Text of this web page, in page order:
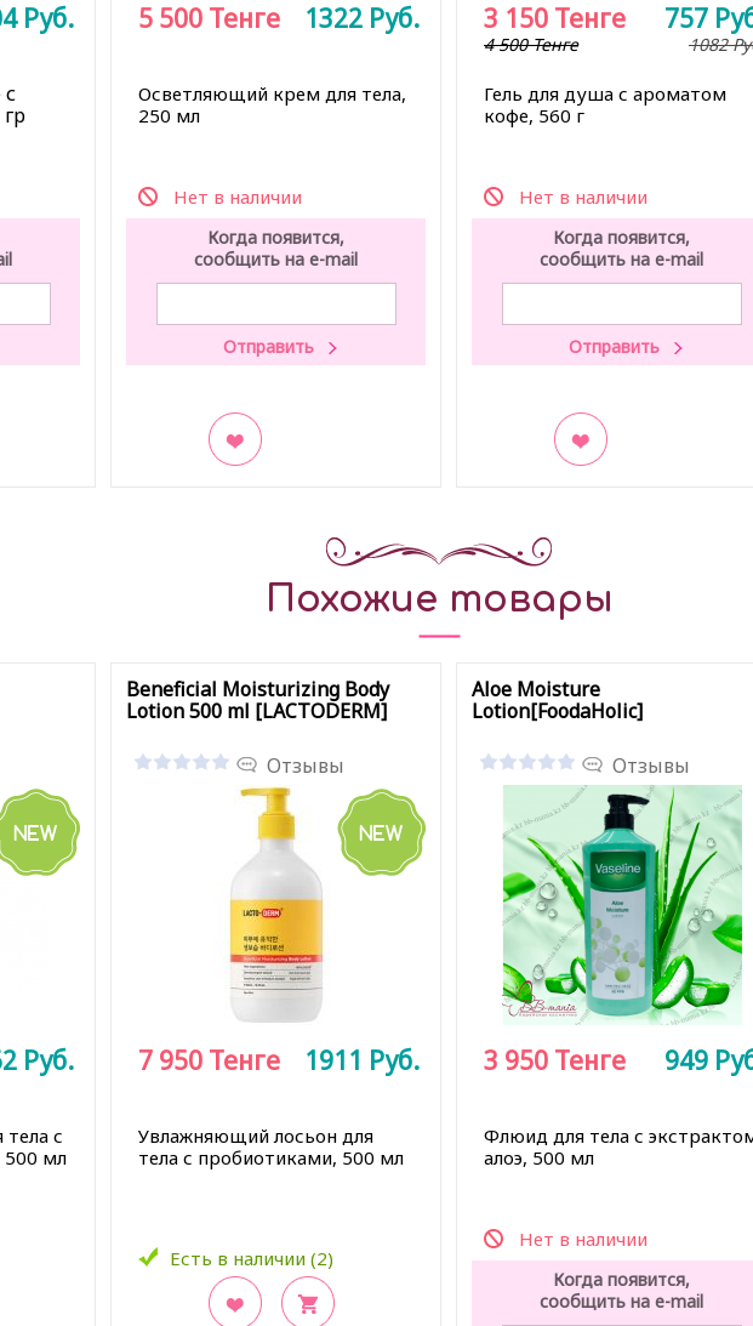
с
Руб.
Осветляющий крем для тела,
250 мл
Нет в наличии
5 500 Тенге 1322 Руб.
Когда появится,
сообщить на e-mail
Гель для душа с ароматом
кофе, 560 г
Нет в наличии
3 150 Тенге 757
4 500 Тенге 1082
Когда появится,
сообщить на e-mail
Похожие товары
тела с
500 мл
Руб.
Beneficial Moisturizing Body
Lotion 500 ml [LACTODERM]
Отзывы
Увлажняющий лосьон для
тела с пробиотиками, 500 мл
Есть в наличии (2)
7 950 Тенге 1911 Руб.
Aloe Moisture
Lotion[FoodaHolic]
Отзывы
Флюид для тела с
алоэ, 500 мл
Нет в наличии
3 950 Тенге 949
Когда появится,
сообщить на e-mail